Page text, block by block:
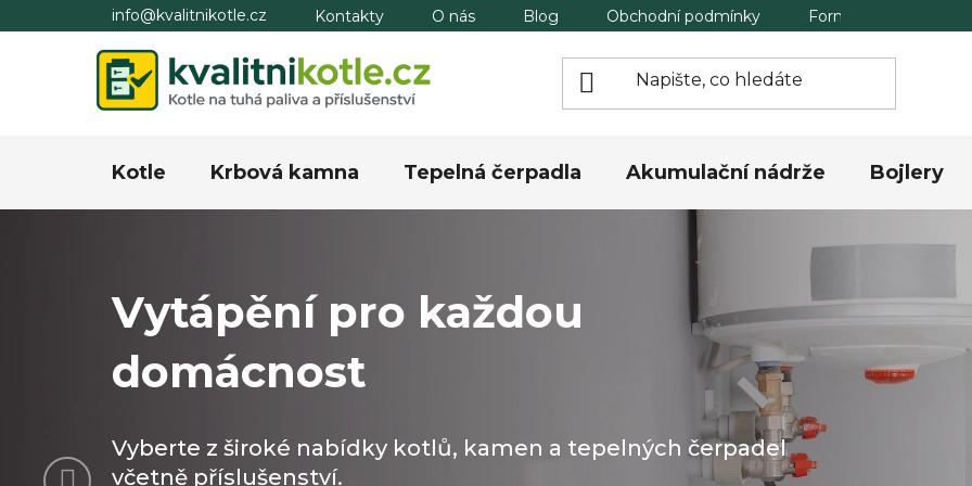
na
info@kvalitnikotle.cz Kontakty O nás Blog Obchodní podmínky Formulář pro
Kotle Krbová kamna Tepelná čerpadla Akumulační nádrže Bojlery
Vytápění pro každou
domácnost
Vyberte z široké nabídky kotlů, kamen a tepelných čerpadel
včetně příslušenství.
Předchozí